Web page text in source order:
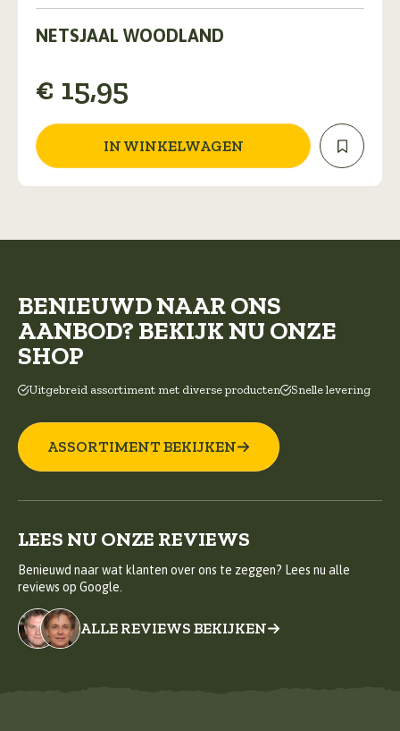
NETSJAAL WOODLAND
€ 15,95
IN WINKELWAGEN
BENIEUWD NAAR ONS
AANBOD? BEKIJK NU ONZE
SHOP
Uitgebreid assortiment met diverse producten Snelle levering
ASSORTIMENT BEKIJKEN
LEES NU ONZE REVIEWS
Benieuwd naar wat klanten over ons te zeggen? Lees nu alle
reviews op Google.
ALLE REVIEWS BEKIJKEN